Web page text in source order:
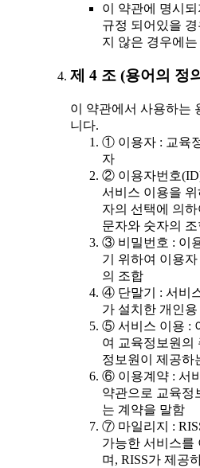
이 약관에 명시
규정 되어있을
지 않은 경우에
제 4 조 (용어의 정
이 약관에서 사용하는
니다.
① 이용자 : 교육
자
② 이용자번호
서비스 이용을
자의 선택에 의
문자와 숫자의
③ 비밀번호 : 이
기 위하여 이용
의 조합
④ 단말기 : 서비
가 설치한 개인용
⑤ 서비스 이용 :
여 교육정보원의
정보원이 제공하
⑥ 이용계약 : 서
약관으로 교육정
는 계약을 말함
⑦ 마일리지 :
가능한 서비스를
며, RISS가 제공